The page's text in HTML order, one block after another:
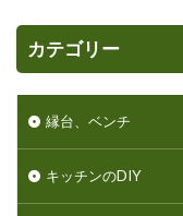
カテゴリー
縁台、ベンチ
キッチンのDIY